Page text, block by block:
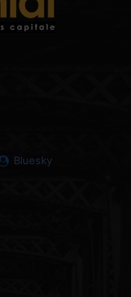
Bluesky